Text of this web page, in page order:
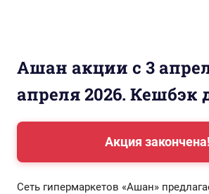
Ашан акции с 3
апреля 2026. Кешбэк
Акция закончена!
Сеть гипермаркетов «Ашан»